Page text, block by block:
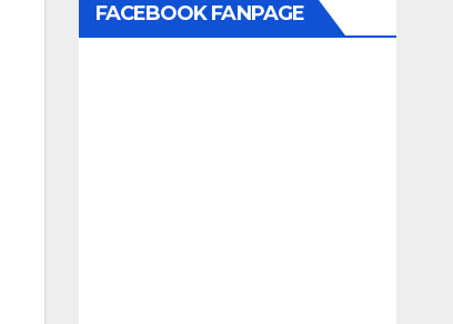
FACEBOOK FANPAGE